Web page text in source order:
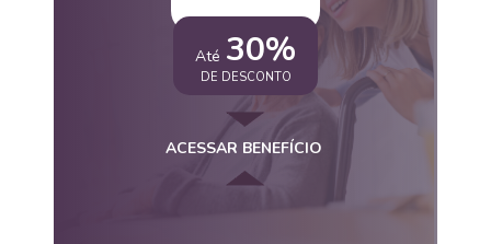
Até 30%
DE DESCONTO
ACESSAR BENEFÍCIO